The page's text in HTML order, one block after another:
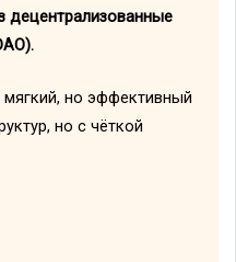
децентрализованные
мягкий, но эффективный
но с чёткой